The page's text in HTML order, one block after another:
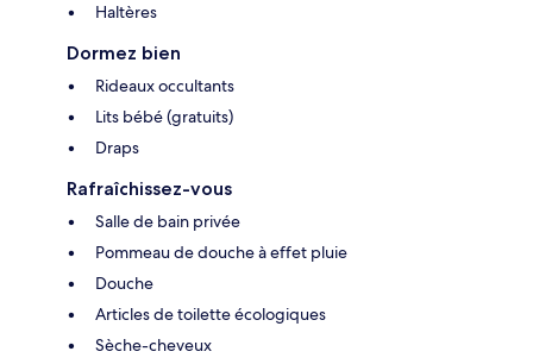
Haltères
Dormez bien
Rideaux occultants
Lits bébé (gratuits)
Draps
Rafraîchissez-vous
Salle de bain privée
Pommeau de douche à effet pluie
Douche
Articles de toilette écologiques
Sèche-cheveux